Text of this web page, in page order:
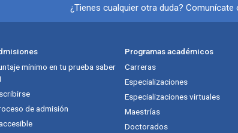
Información y
¿Tienes cualquier otra duda?
mínimo en tu prueba saber
de admisión
Programas académicos
Carreras
Especializaciones
Especializaciones virtuales
Maestrías
Doctorados